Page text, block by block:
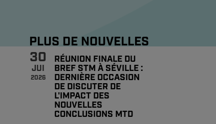
PLUS DE NOUVELLES
30
JUI
2026
RÉUNION FINALE DU
BREF STM À SÉVILLE :
DERNIÈRE OCCASION
DE DISCUTER DE
L'IMPACT DES
NOUVELLES
CONCLUSIONS MTD